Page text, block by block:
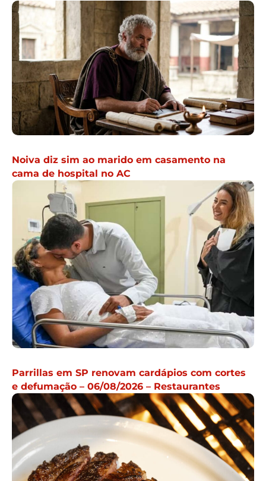
Noiva diz sim ao marido em casamento na
cama de hospital no AC
Parrillas em SP renovam cardápios com cortes
e defumação – 06/08/2026 – Restaurantes